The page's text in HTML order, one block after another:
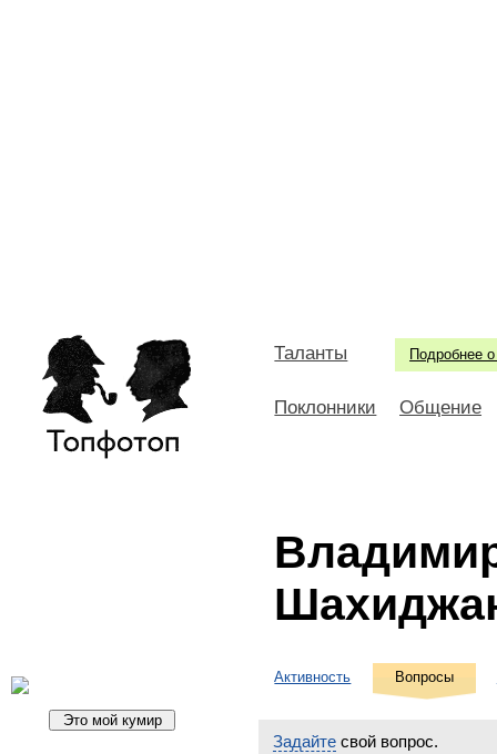
Подробнее о
Таланты
Поклонники Общение
Активность Вопросы
Задайте свой вопрос.